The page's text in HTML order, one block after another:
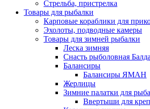
Стрельба, пристрелка
Товары для рыбалки
Карповые кораблики для
Эхолоты, подводные камеры
Товары для зимней рыбалки
Леска зимняя
Снасть рыболовная Балда
Балансиры
Балансиры ЯМАН
Жерлицы
Зимние палатки для
Ввертыши для